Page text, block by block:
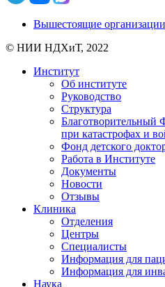
Вышестоящие организации
© НИИ НДХиТ, 2022
Институт
Об институте
Руководство
Структура
Благотворительный
при катастрофах и
Фонд детского
Работа в Институте
Документы
Новости
Отзывы
Клиника
Отделения
Центры
Специалисты
Информация для
Информация для
Наука